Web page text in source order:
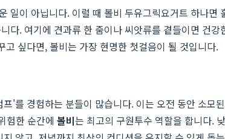
이 아닙니다. 이럴 때 볼비 두유그릭요거트 하나
다. 여기에 견과류 한 줌이나 씨앗류를 곁들이면 건
싶다면, 볼비는 가장 현명한 첫걸음이 될 것입니다.
'를 경험하는 분들이 많습니다. 이는 오전 동안 소모
험한 순간에 볼비는 최고의 구원투수 역할을 합니다.